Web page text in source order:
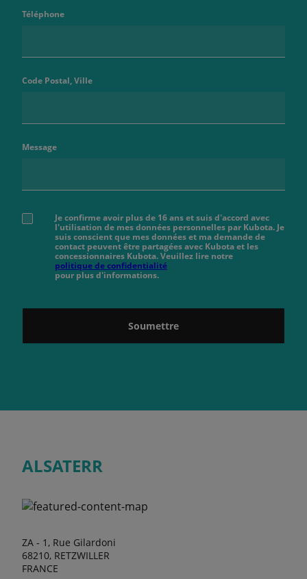
Téléphone
Code Postal, Ville
Message
Je confirme avoir plus de 16 ans et suis d'accord avec
l'utilisation de mes données personnelles par Kubota. Je
suis conscient que mes données et ma demande de
contact peuvent être partagées avec Kubota et les
concessionnaires Kubota. Veuillez lire notre
politique de confidentialité
pour plus d'informations.
Soumettre
ALSATERR
ZA - 1, Rue Gilardoni
68210, RETZWILLER
FRANCE